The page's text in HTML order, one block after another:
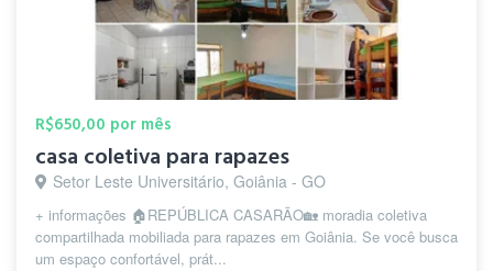
R$650,00 por mês
casa coletiva para rapazes
Setor Leste Universitário, Goiânia - GO
+ informações 🏠REPÚBLICA CASARÃO🏡 moradia coletiva
compartilhada mobiliada para rapazes em Goiânia. Se você busca
um espaço confortável, prát...